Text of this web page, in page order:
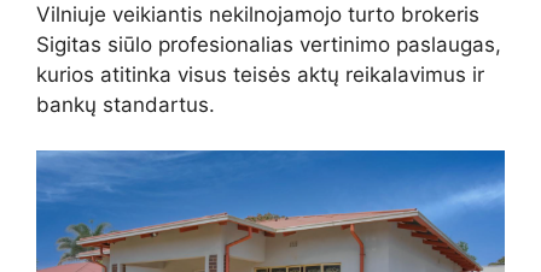
Vilniuje veikiantis nekilnojamojo turto brokeris
Sigitas siūlo profesionalias vertinimo paslaugas,
kurios atitinka visus teisės aktų reikalavimus ir
bankų standartus.